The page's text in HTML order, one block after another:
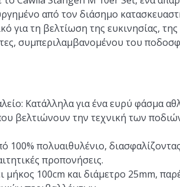
από τον διάσημο
για τη βελτίωση της ευκινησίας,
συμπεριλαμβανομένου του
Κατάλληλα για ένα ευρύ φάσμα
βελτιώνουν την τεχνική των
100% πολυαιθυλένιο,
προπονήσεις.
μήκος 100cm και διάμετρο 25mm,